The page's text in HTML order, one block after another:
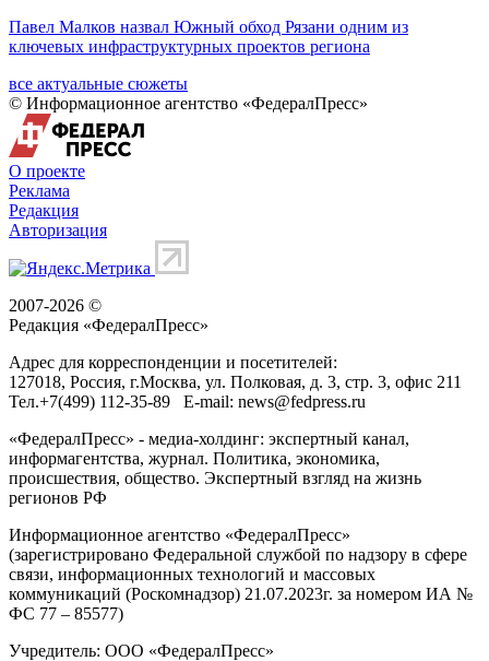
Павел Малков назвал Южный обход Рязани одним из
ключевых инфраструктурных проектов региона
все актуальные сюжеты
© Информационное агентство «ФедералПресс»
О проекте
Реклама
Редакция
Авторизация
2007-2026 ©
Редакция «ФедералПресс»
Адрес для корреспонденции и посетителей:
127018, Россия, г.Москва, ул. Полковая, д. 3, стр. 3, офис 211
Тел.+7(499) 112-35-89 E-mail: news@fedpress.ru
«ФедералПресс» - медиа-холдинг: экспертный канал,
информагентства, журнал. Политика, экономика,
происшествия, общество. Экспертный взгляд на жизнь
регионов РФ
Информационное агентство «ФедералПресс»
(зарегистрировано Федеральной службой по надзору в сфере
связи, информационных технологий и массовых
коммуникаций (Роскомнадзор) 21.07.2023г. за номером ИА №
ФС 77 – 85577)
Учредитель: ООО «ФедералПресс»